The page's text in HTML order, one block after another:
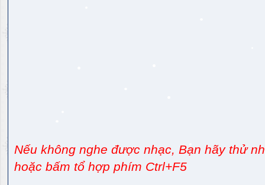
Nếu không nghe được nhạc, Bạn hãy thử
hoặc bấm tổ hợp phím Ctrl+F5